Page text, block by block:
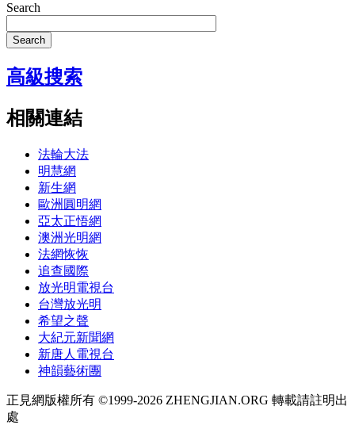
Search
Search
高級搜索
相關連結
法輪大法
明慧網
新生網
歐洲圓明網
亞太正悟網
澳洲光明網
法網恢恢
追查國際
放光明電視台
台灣放光明
希望之聲
大紀元新聞網
新唐人電視台
神韻藝術團
正見網版權所有 ©1999-2026 ZHENGJIAN.ORG 轉載請註明出
處